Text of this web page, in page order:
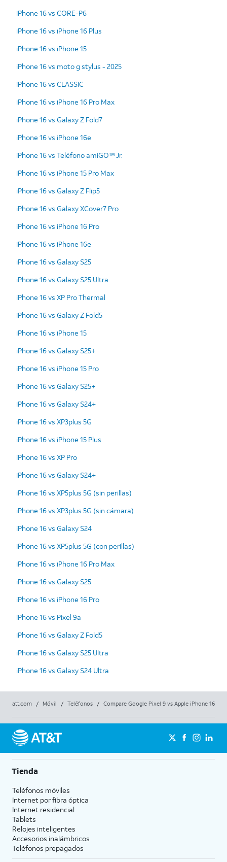
iPhone 16 vs CORE-P6
iPhone 16 vs iPhone 16 Plus
iPhone 16 vs iPhone 15
iPhone 16 vs moto g stylus - 2025
iPhone 16 vs CLASSIC
iPhone 16 vs iPhone 16 Pro Max
iPhone 16 vs Galaxy Z Fold7
iPhone 16 vs iPhone 16e
iPhone 16 vs Teléfono amiGO™ Jr.
iPhone 16 vs iPhone 15 Pro Max
iPhone 16 vs Galaxy Z Flip5
iPhone 16 vs Galaxy XCover7 Pro
iPhone 16 vs iPhone 16 Pro
iPhone 16 vs iPhone 16e
iPhone 16 vs Galaxy S25
iPhone 16 vs Galaxy S25 Ultra
iPhone 16 vs XP Pro Thermal
iPhone 16 vs Galaxy Z Fold5
iPhone 16 vs iPhone 15
iPhone 16 vs Galaxy S25+
iPhone 16 vs iPhone 15 Pro
iPhone 16 vs Galaxy S25+
iPhone 16 vs Galaxy S24+
iPhone 16 vs XP3plus 5G
iPhone 16 vs iPhone 15 Plus
iPhone 16 vs XP Pro
iPhone 16 vs Galaxy S24+
iPhone 16 vs XP5plus 5G (sin perillas)
iPhone 16 vs XP3plus 5G (sin cámara)
iPhone 16 vs Galaxy S24
iPhone 16 vs XP5plus 5G (con perillas)
iPhone 16 vs iPhone 16 Pro Max
iPhone 16 vs Galaxy S25
iPhone 16 vs iPhone 16 Pro
iPhone 16 vs Pixel 9a
iPhone 16 vs Galaxy Z Fold5
iPhone 16 vs Galaxy S25 Ultra
iPhone 16 vs Galaxy S24 Ultra
att.com / Móvil / Teléfonos / Compare Google Pixel 9 vs Apple iPhone 16
Tienda
Teléfonos móviles
Internet por fibra óptica
Internet residencial
Tablets
Relojes inteligentes
Accesorios inalámbricos
Teléfonos prepagados